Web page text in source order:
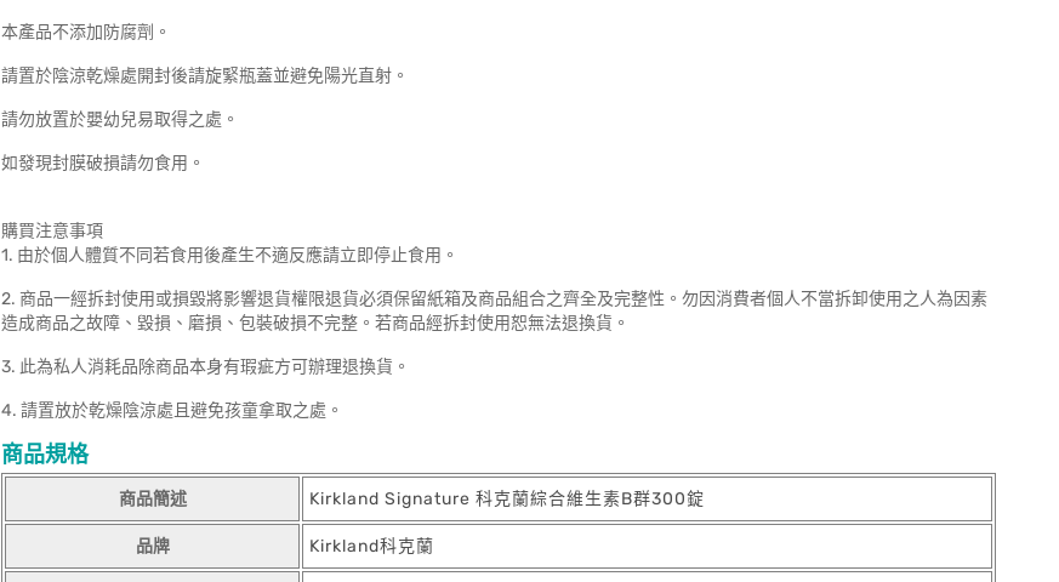
本產品不添加防腐劑。
請置於陰涼乾燥處開封後請旋緊瓶蓋並避免陽光直射。
請勿放置於嬰幼兒易取得之處。
如發現封膜破損請勿食用。
購買注意事項
1. 由於個人體質不同若食用後產生不適反應請立即停止食用。
2. 商品一經拆封使用或損毀將影響退貨權限退貨必須保留紙箱及商品組合之齊全及完整性。勿因消費者個人不當拆卸使用之人為因素
造成商品之故障、毀損、磨損、包裝破損不完整。若商品經拆封使用恕無法退換貨。
3. 此為私人消耗品除商品本身有瑕疵方可辦理退換貨。
4. 請置放於乾燥陰涼處且避免孩童拿取之處。
商品規格
商品簡述 Kirkland Signature 科克蘭綜合維生素B群300錠
品牌 Kirkland科克蘭